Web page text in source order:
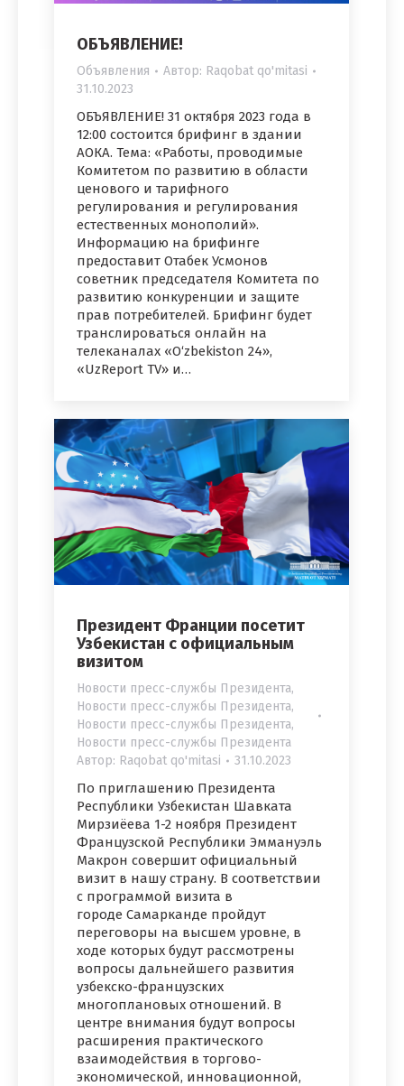
ОБЪЯВЛЕНИЕ!
Объявления Автор: Raqobat qo'mitasi
31.10.2023
ОБЪЯВЛЕНИЕ! 31 октября 2023 года в
12:00 состоится брифинг в здании
АОКА. Тема: «Работы, проводимые
Комитетом по развитию в области
ценового и тарифного
регулирования и регулирования
естественных монополий».
Информацию на брифинге
предоставит Отабек Усмонов
советник председателя Комитета по
развитию конкуренции и защите
прав потребителей. Брифинг будет
транслироваться онлайн на
телеканалах «O‘zbekiston 24»,
«UzReport TV» и…
Президент Франции посетит
Узбекистан с официальным
визитом
Новости пресс-службы Президента,
Новости пресс-службы Президента,
Новости пресс-службы Президента,
Новости пресс-службы Президента
Автор: Raqobat qo'mitasi 31.10.2023
По приглашению Президента
Республики Узбекистан Шавката
Мирзиёева 1-2 ноября Президент
Французской Республики Эммануэль
Макрон совершит официальный
визит в нашу страну. В соответствии
с программой визита в
городе Самарканде пройдут
переговоры на высшем уровне, в
ходе которых будут рассмотрены
вопросы дальнейшего развития
узбекско-французских
многоплановых отношений. В
центре внимания будут вопросы
расширения практического
взаимодействия в торгово-
экономической, инновационной,